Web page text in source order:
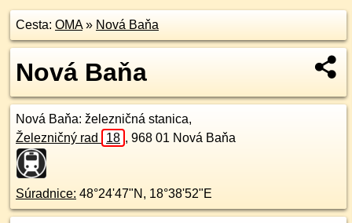
Cesta: OMA» Nová Baňa
Nová Baňa
Nová Baňa: železničná stanica,
Železničný rad
18 , 968 01 Nová Baňa
Súradnice: 48°24'47"N , 18°38'52"E